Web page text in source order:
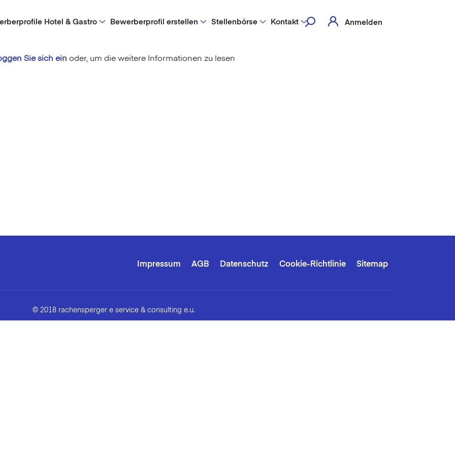
Hotel & Gastro Bewerberprofil erstellen Stellenbörse Kontakt Anmelden
Sie sich ein oder, um die weitere Informationen zu lesen
Impressum AGB Datenschutz Cookie-Richtlinie Sitemap
© 2018 rachensperger e service & consulting e.u.